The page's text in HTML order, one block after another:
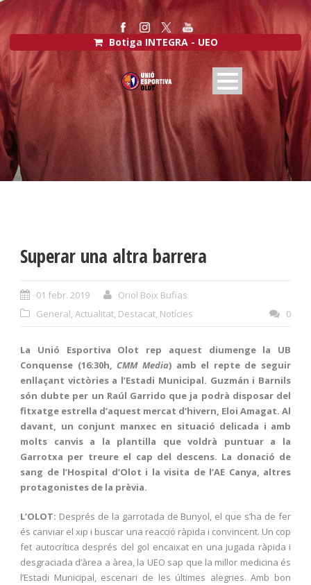
Botiga INTEGRA - UEO
Superar una altra barrera
01 febr. 2019
Oriol Boix Bufias
General, Actualitat, Destacat, Notícies 0
La Unió Esportiva Olot rep aquest diumenge la UB
Conquense (16:30h,CMM Media) amb el repte de seguir
enllaçant victòries a l’Estadi Municipal. Guzmán i Barnils
són dubte per un Raúl Garrido que ja podrà disposar del
fitxatge estrella d’aquest mercat d’hivern, Eloi Amagat. Al
davant, un conjunt manxec en situació delicada i amb
molts canvis a la plantilla que voldrà puntuar a la
Garrotxa per treure el cap del descens. La donació de
sang de l’Hospital d’Olot i la visita de l’AE Canya, altres
protagonistes de la prèvia.
L’OLOT: Després de la garrotada de Bunyol, el que s’ha de fer
és canviar el xip i buscar una reacció ràpida i convincent. Un cop
fet autocrítica després del gol encaixat en una jugada ràpida i
desgraciada d’àrea a àrea, la UEO sap que la millor medicina és
l’Estadi Municipal, escenari de les últimes alegries. Amb bon